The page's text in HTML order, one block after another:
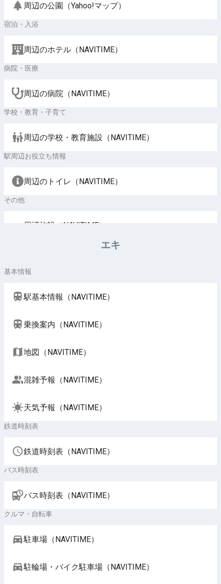
周辺の公園（Yahoo!マップ）
宿泊・入浴
周辺のホテル（NAVITIME）
病院・医療
周辺の病院（NAVITIME）
学校・教育・子育て
周辺の学校・教育施設（NAVITIME）
駅周辺お役立ち情報
周辺のトイレ（NAVITIME）
その他
周辺施設（NAVITIME）
エキ
基本情報
駅基本情報（NAVITIME）
乗換案内（NAVITIME）
地図（NAVITIME）
混雑予報（NAVITIME）
天気予報（NAVITIME）
鉄道時刻表
鉄道時刻表（NAVITIME）
バス時刻表
バス時刻表（NAVITIME）
クルマ・自転車
駐車場（NAVITIME）
駐輪場・バイク駐車場（NAVITIME）